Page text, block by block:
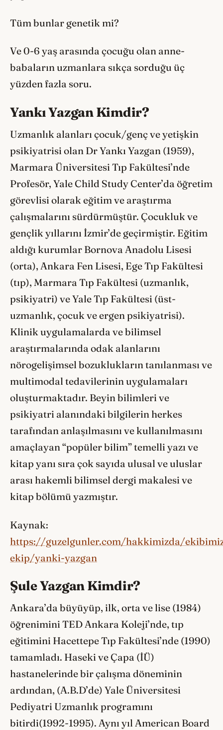
Tüm bunlar genetik mi?
Ve 0-6 yaş arasında çocuğu olan anne-
babaların uzmanlara sıkça sorduğu üç
yüzden fazla soru.
Yankı Yazgan Kimdir?
Uzmanlık alanları çocuk/genç ve yetişkin
psikiyatrisi olan Dr Yankı Yazgan (1959),
Marmara Üniversitesi Tıp Fakültesi’nde
Profesör, Yale Child Study Center’da öğretim
görevlisi olarak eğitim ve araştırma
çalışmalarını sürdürmüştür. Çocukluk ve
gençlik yıllarını İzmir’de geçirmiştir. Eğitim
aldığı kurumlar Bornova Anadolu Lisesi
(orta), Ankara Fen Lisesi, Ege Tıp Fakültesi
(tıp), Marmara Tıp Fakültesi (uzmanlık,
psikiyatri) ve Yale Tıp Fakültesi (üst-
uzmanlık, çocuk ve ergen psikiyatrisi).
Klinik uygulamalarda ve bilimsel
araştırmalarında odak alanlarını
nörogelişimsel bozuklukların tanılanması ve
multimodal tedavilerinin uygulamaları
oluşturmaktadır. Beyin bilimleri ve
psikiyatri alanındaki bilgilerin herkes
tarafından anlaşılmasını ve kullanılmasını
amaçlayan “popüler bilim” temelli yazı ve
kitap yanı sıra çok sayıda ulusal ve uluslar
arası hakemli bilimsel dergi makalesi ve
kitap bölümü yazmıştır.
Kaynak:
https://guzelgunler.com/hakkimizda/
ekip/yanki-yazgan
Şule Yazgan Kimdir?
Ankara’da büyüyüp, ilk, orta ve lise (1984)
öğrenimini TED Ankara Koleji’nde, tıp
eğitimini Hacettepe Tıp Fakültesi’nde (1990)
tamamladı. Haseki ve Çapa (İÜ)
hastanelerinde bir çalışma döneminin
ardından, (A.B.D’de) Yale Üniversitesi
Pediyatri Uzmanlık programını
bitirdi(1992-1995). Aynı yıl American Board